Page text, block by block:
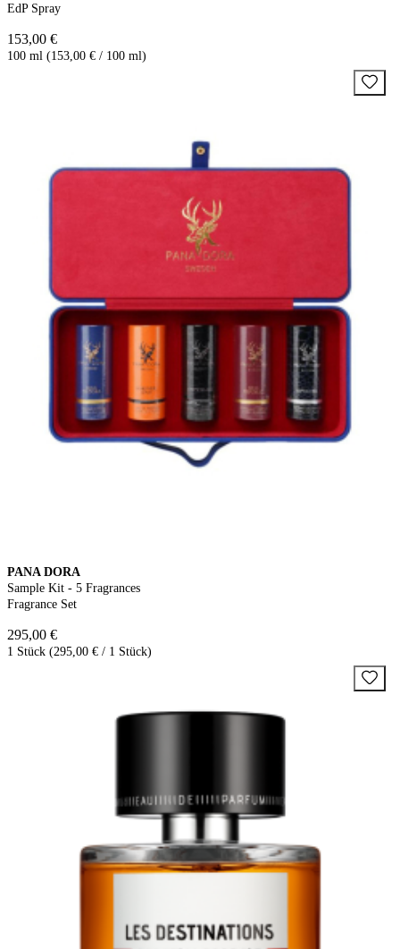
EdP Spray
153,00 €
100 ml (153,00 € / 100 ml)
PANA DORA
Sample Kit - 5 Fragrances
Fragrance Set
295,00 €
1 Stück (295,00 € / 1 Stück)